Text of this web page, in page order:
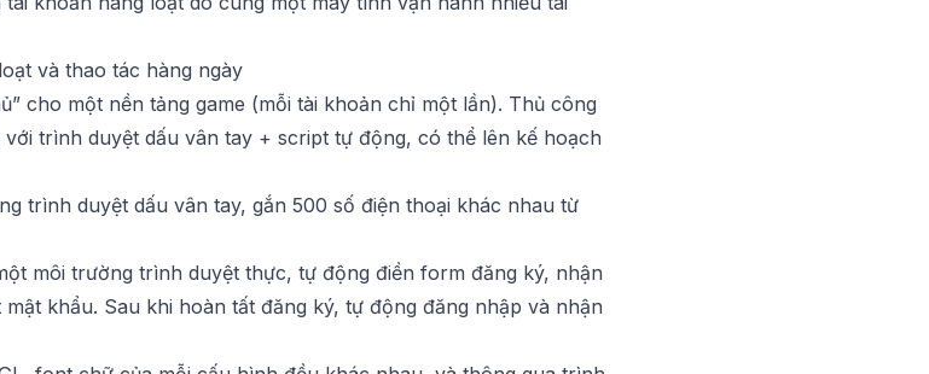
và thao tác hàng ngày
cho một nền tảng game (mỗi tài khoản chỉ một lần). Thủ công
trình duyệt dấu vân tay + script tự động, có thể lên kế hoạch
trình duyệt dấu vân tay, gắn 500 số điện thoại khác nhau từ
môi trường trình duyệt thực, tự động điền form đăng ký, nhận
khẩu. Sau khi hoàn tất đăng ký, tự động đăng nhập và nhận